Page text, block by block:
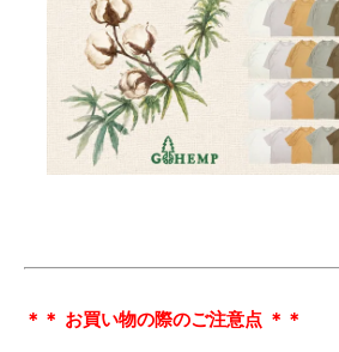
＊＊ お買い物の際のご注意点 ＊＊